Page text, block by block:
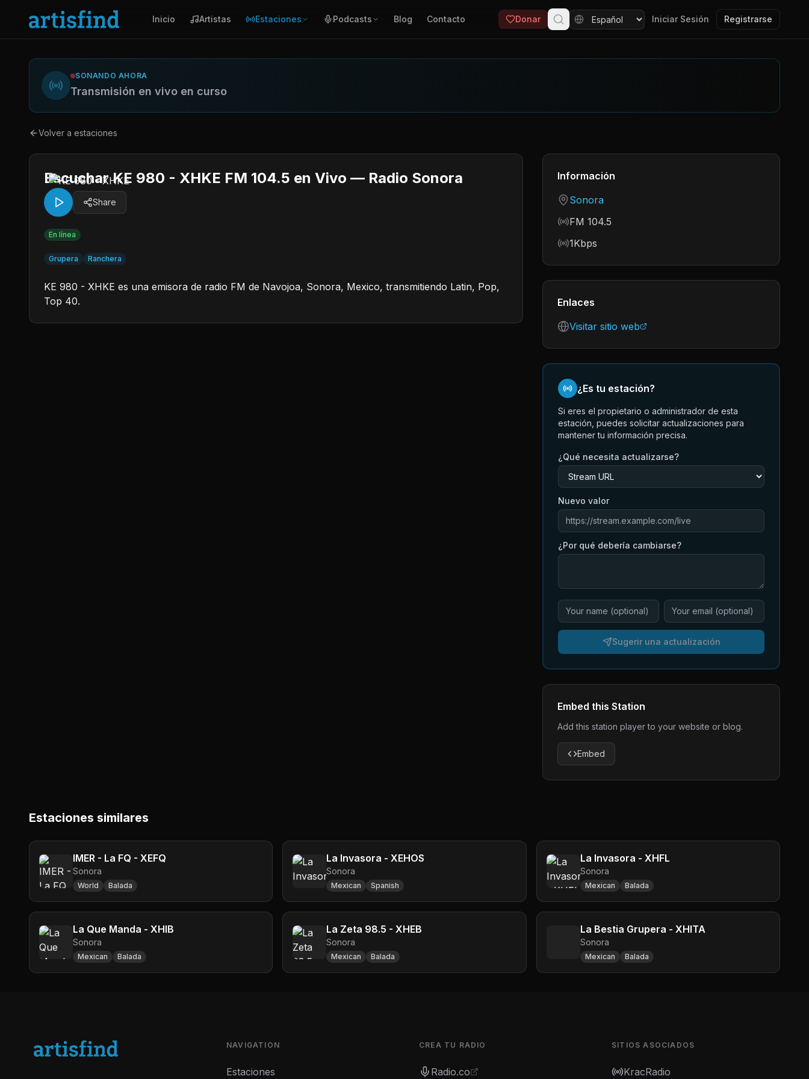
Inicio Artistas Estaciones Podcasts Blog Contacto Donar Iniciar Sesión Registrarse
SONANDO AHORA
Transmisión en vivo en curso
Volver a estaciones
Escuchar KE 980 - XHKE FM 104.5 en Vivo — Radio Sonora
Share
En línea
Grupera Ranchera
KE 980 - XHKE es una emisora de radio FM de Navojoa, Sonora, Mexico, transmitiendo Latin, Pop,
Top 40.
Información
Country
Sonora
Frequency
FM 104.5
Bitrate
1Kbps
Enlaces
Visitar sitio web
¿Es tu estación?
Si eres el propietario o administrador de esta
estación, puedes solicitar actualizaciones para
mantener tu información precisa.
¿Qué necesita actualizarse?
Nuevo valor
¿Por qué debería cambiarse?
Sugerir una actualización
Embed this Station
Add this station player to your website or blog.
Embed
Estaciones similares
IMER - La FQ - XEFQ
Sonora
World Balada
La Invasora - XEHOS
Sonora
Mexican Spanish
La Invasora - XHFL
Sonora
Mexican Balada
La Que Manda - XHIB
Sonora
Mexican Balada
La Zeta 98.5 - XHEB
Sonora
Mexican Balada
La Bestia Grupera - XHITA
Sonora
Mexican Balada
NAVIGATION
Estaciones
CREA TU RADIO
Radio.co
SITIOS ASOCIADOS
KracRadio